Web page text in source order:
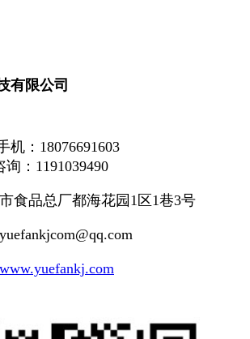
有限公司
机：18076691603
1191039490
食品总厂都海花园1区1巷3号
www.yuefankj.com